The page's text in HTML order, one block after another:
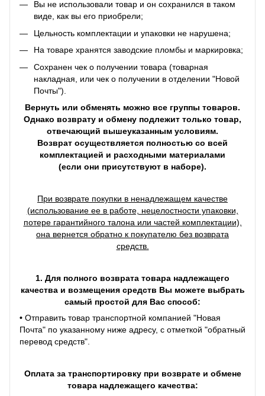
Вы не использовали товар и он сохранился в таком
виде, как вы его приобрели;
Цельность комплектации и упаковки не нарушена;
На товаре хранятся заводские пломбы и маркировка;
Сохранен чек о получении товара (товарная
накладная, или чек о получении в отделении "Новой
Почты").
Вернуть или обменять можно все группы товаров.
Однако возврату и обмену подлежит только товар,
отвечающий вышеуказанным условиям.
Возврат осуществляется полностью со всей
комплектацией и расходными материалами
(если они присутствуют в наборе).
При возврате покупки в ненадлежащем качестве
(использование ее в работе, нецелостности упаковки,
потере гарантийного талона или частей комплектации),
она вернется обратно к покупателю без возврата
средств.
1. Для полного возврата товара надлежащего
качества и возмещения средств Вы можете выбрать
самый простой для Вас способ:
• Отправить товар транспортной компанией "Новая
Почта" по указанному ниже адресу, с отметкой "обратный
перевод средств".
Оплата за транспортировку при возврате и обмене
товара надлежащего качества: